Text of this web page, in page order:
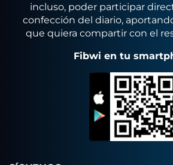
incluso, poder participar
confección del diario,
que quiera compartir con el
Fibwi en tu